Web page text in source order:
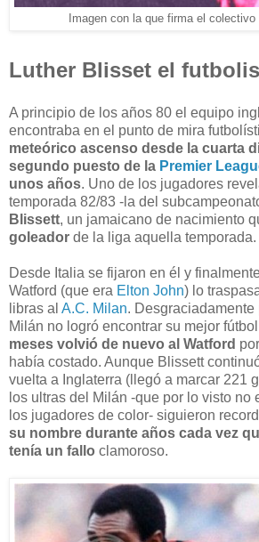
Imagen con la que firma el
Luther Blisset el
A principio de los años 80 el equipo
encontraba en el punto de mira
meteórico ascenso desde la cuarta
segundo puesto de la Premier
unos años. Uno de los jugadores
temporada 82/83 -la del
Blissett, un jamaicano de nacimiento
goleador de la liga aquella temporada.
Desde Italia se fijaron en él y
Watford (que era Elton John) lo
libras al A.C. Milan. Desgraciadamente
Milán no logró encontrar su mejor
meses volvió de nuevo al Watford
había costado. Aunque Blissett
vuelta a Inglaterra (llegó a marcar 221
los ultras del Milán -que por lo visto no
los jugadores de color- siguieron
su nombre durante años cada vez
tenía un fallo clamoroso.